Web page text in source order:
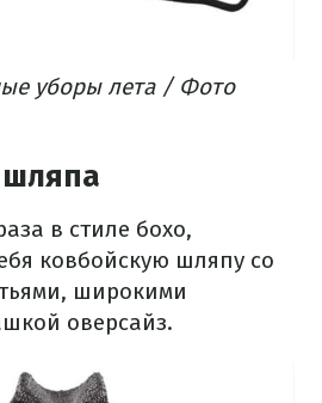
уборы лета / Фото
в стиле бохо,
ковбойскую шляпу со
широкими
оверсайз.